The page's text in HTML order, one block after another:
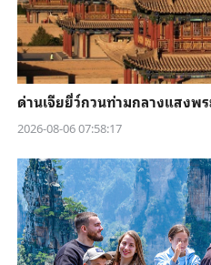
ด่านเจียยี่ว์กวนท่ามกลางแสงพ
2026-08-06 07:58:17